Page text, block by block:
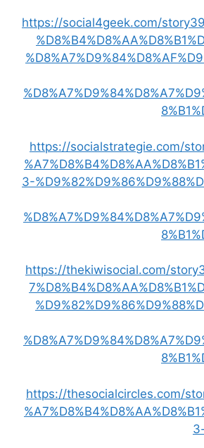
https://social4geek.com/
https://socialstrategie.com/
3-
https://thekiwisocial.com/
https://thesocialcircles.com/